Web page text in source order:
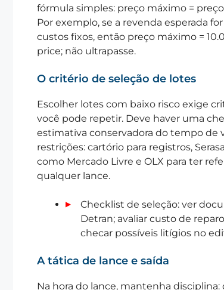
fórmula simples: preço máximo =
Por exemplo, se a revenda esperada
custos fixos, então preço máximo =
price; não ultrapasse.
O critério de seleção de lotes
Escolher lotes com baixo risco exige
você pode repetir. Deve haver uma
estimativa conservadora do tempo de
restrições: cartório para registros,
como Mercado Livre e OLX para ter
qualquer lance.
Checklist de seleção: ver
Detran; avaliar custo de
checar possíveis litígios no
A tática de lance e saída
Na hora do lance, mantenha